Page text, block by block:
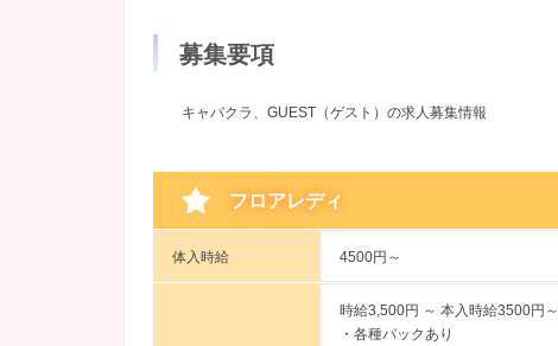
募集要項
キャバクラ、GUEST（ゲスト）の求人募集情報
フロアレディ
体入時給 4500円～
時給3,500円 ～本入時給3500円～
・各種バックあり